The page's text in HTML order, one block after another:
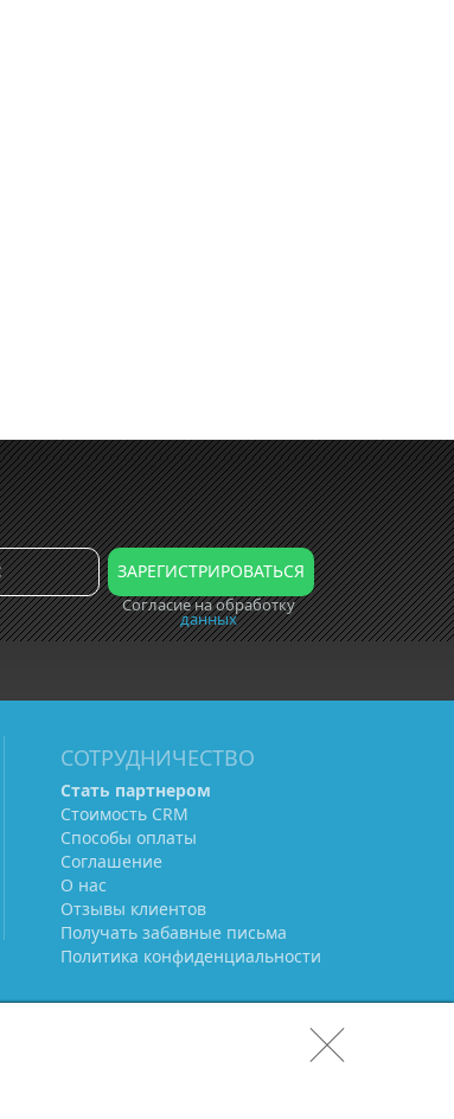
Согласие на обработку
данных
СОТРУДНИЧЕСТВО
Стать партнером
Стоимость CRM
Способы оплаты
Соглашение
О нас
Отзывы клиентов
Получать забавные письма
Политика конфиденциальности